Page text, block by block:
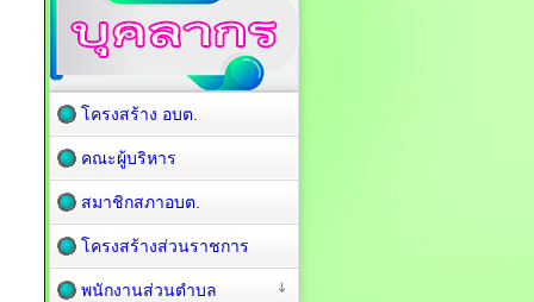
โครงสร้าง อบต.
คณะผู้บริหาร
สมาชิกสภาอบต.
โครงสร้างส่วนราชการ
พนักงานส่วนตำบล